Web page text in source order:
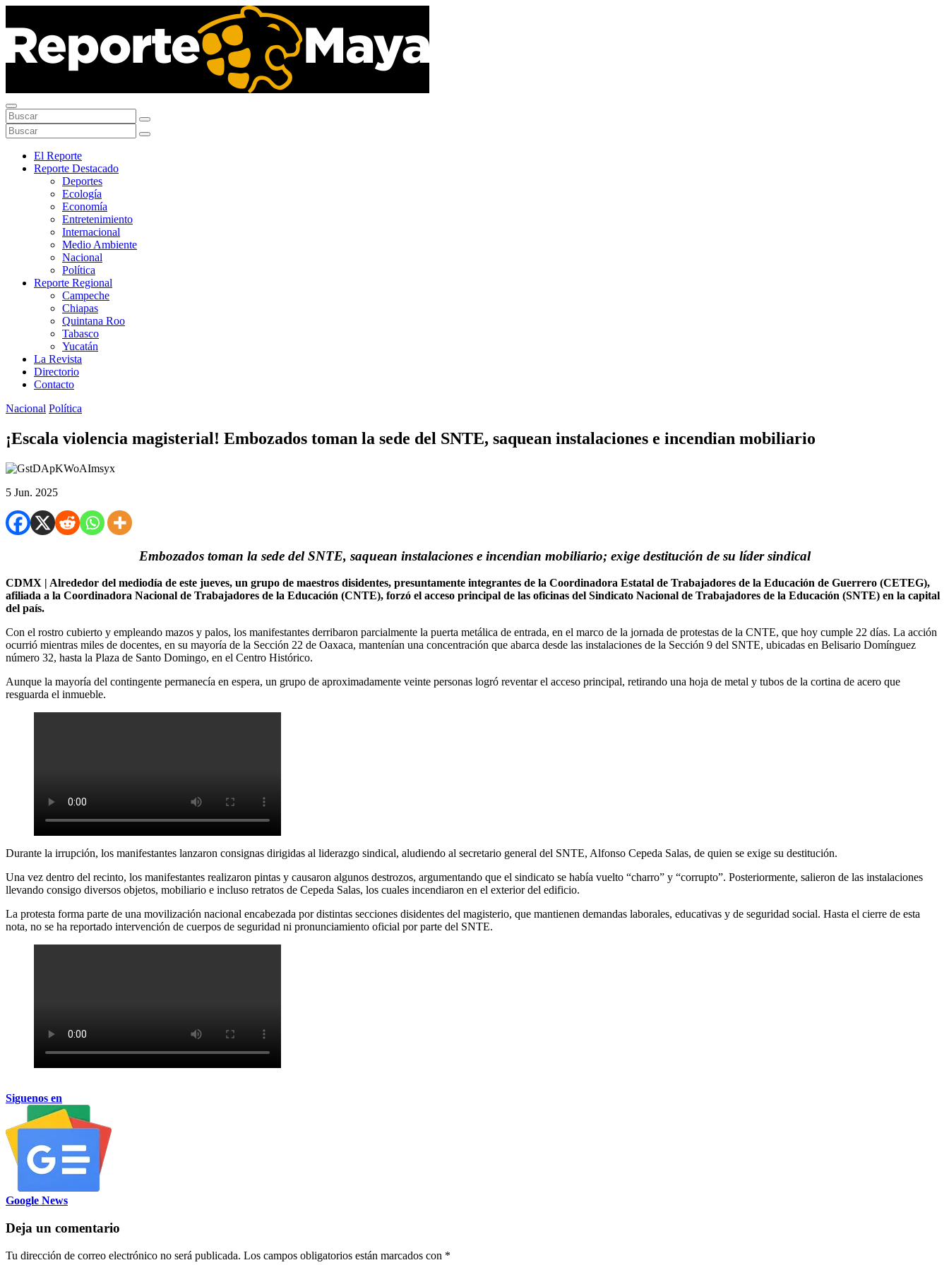
El Reporte
Reporte Destacado
Deportes
Ecología
Economía
Entretenimiento
Internacional
Medio Ambiente
Nacional
Política
Reporte Regional
Campeche
Chiapas
Quintana Roo
Tabasco
Yucatán
La Revista
Directorio
Contacto
Nacional Política
¡Escala violencia magisterial! Embozados toman la sede del SNTE, saquean instalaciones e incendian mobiliario
5 Jun. 2025
Embozados toman la sede del SNTE, saquean instalaciones e incendian mobiliario; exige destitución de su líder sindical
CDMX | Alrededor del mediodía de este jueves, un grupo de maestros disidentes, presuntamente integrantes de la Coordinadora Estatal de Trabajadores de la Educación de Guerrero (CETEG),
afiliada a la Coordinadora Nacional de Trabajadores de la Educación (CNTE), forzó el acceso principal de las oficinas del Sindicato Nacional de Trabajadores de la Educación (SNTE) en la capital
del país.
Con el rostro cubierto y empleando mazos y palos, los manifestantes derribaron parcialmente la puerta metálica de entrada, en el marco de la jornada de protestas de la CNTE, que hoy cumple 22 días. La acción
ocurrió mientras miles de docentes, en su mayoría de la Sección 22 de Oaxaca, mantenían una concentración que abarca desde las instalaciones de la Sección 9 del SNTE, ubicadas en Belisario Domínguez
número 32, hasta la Plaza de Santo Domingo, en el Centro Histórico.
Aunque la mayoría del contingente permanecía en espera, un grupo de aproximadamente veinte personas logró reventar el acceso principal, retirando una hoja de metal y tubos de la cortina de acero que
resguarda el inmueble.
Durante la irrupción, los manifestantes lanzaron consignas dirigidas al liderazgo sindical, aludiendo al secretario general del SNTE, Alfonso Cepeda Salas, de quien se exige su destitución.
Una vez dentro del recinto, los manifestantes realizaron pintas y causaron algunos destrozos, argumentando que el sindicato se había vuelto “charro” y “corrupto”. Posteriormente, salieron de las instalaciones
llevando consigo diversos objetos, mobiliario e incluso retratos de Cepeda Salas, los cuales incendiaron en el exterior del edificio.
La protesta forma parte de una movilización nacional encabezada por distintas secciones disidentes del magisterio, que mantienen demandas laborales, educativas y de seguridad social. Hasta el cierre de esta
nota, no se ha reportado intervención de cuerpos de seguridad ni pronunciamiento oficial por parte del SNTE.
Siguenos en
Google News
Deja un comentario
Tu dirección de correo electrónico no será publicada. Los campos obligatorios están marcados con *